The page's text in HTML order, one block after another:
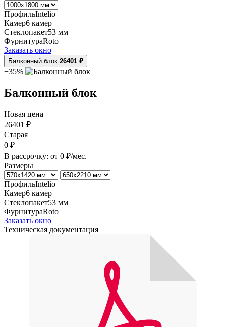
ПрофильIntelio
Камер6 камер
Стеклопакет53 мм
ФурнитураRoto
Заказать окно
Балконный блок 26401 ₽
−35%
Балконный блок
Новая цена
26401 ₽
Старая
0 ₽
В рассрочку: от 0 ₽/мес.
Размеры
ПрофильIntelio
Камер6 камер
Стеклопакет53 мм
ФурнитураRoto
Заказать окно
Техническая документация